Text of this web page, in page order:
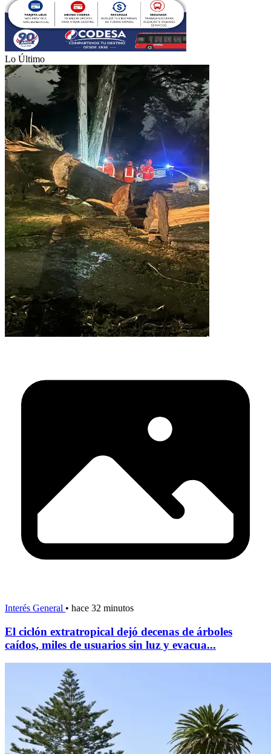
Lo Último
Interés General • hace 32 minutos
El ciclón extratropical dejó decenas de árboles
caídos, miles de usuarios sin luz y evacua...